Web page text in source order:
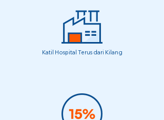
Katil Hospital Terus dari Kilang